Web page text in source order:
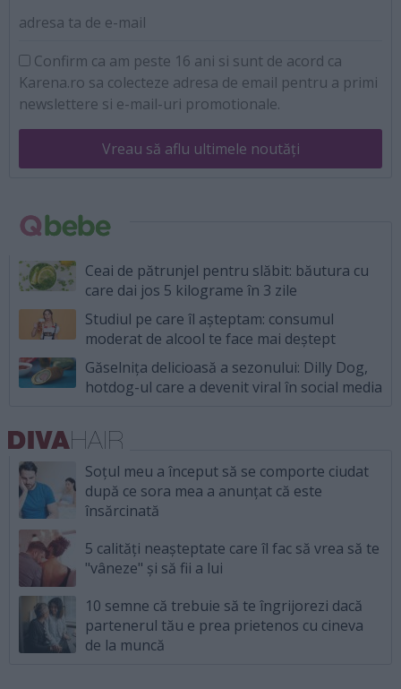
adresa ta de e-mail
Confirm ca am peste 16 ani si sunt de acord ca
Karena.ro sa colecteze adresa de email pentru a primi
newslettere si e-mail-uri promotionale.
Vreau să aflu ultimele noutăți
Ceai de pătrunjel pentru slăbit: băutura cu
care dai jos 5 kilograme în 3 zile
Studiul pe care îl așteptam: consumul
moderat de alcool te face mai deștept
Găselnița delicioasă a sezonului: Dilly Dog,
hotdog-ul care a devenit viral în social media
Soțul meu a început să se comporte ciudat
după ce sora mea a anunțat că este
însărcinată
5 calități neașteptate care îl fac să vrea să te
"vâneze" și să fii a lui
10 semne că trebuie să te îngrijorezi dacă
partenerul tău e prea prietenos cu cineva
de la muncă